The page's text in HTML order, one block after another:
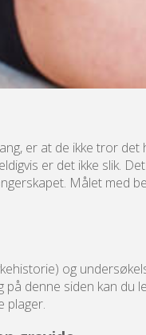
er at de ikke tror
er det ikke slik.
Målet med
og
denne siden kan du
plager.